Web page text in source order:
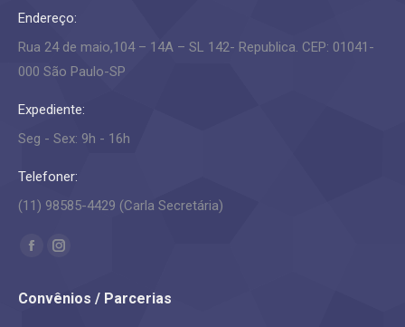
Endereço:
Rua 24 de maio,104 – 14A – SL 142- Republica. CEP: 01041-
000 São Paulo-SP
Expediente:
Seg - Sex: 9h - 16h
Telefoner:
(11) 98585-4429 (Carla Secretária)
Encontre-nos em:
Facebook
opens
Instagram
opens
Convênios / Parcerias